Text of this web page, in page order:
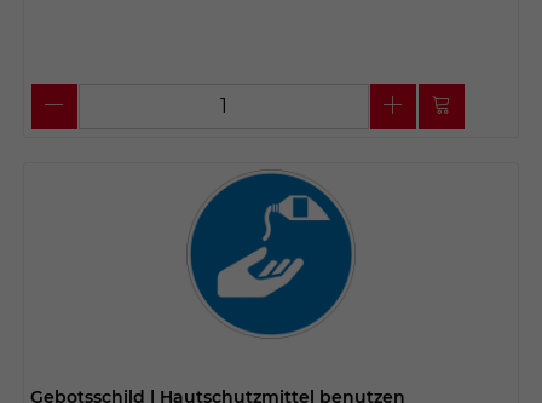
Gebotsschild | Hautschutzmittel benutzen